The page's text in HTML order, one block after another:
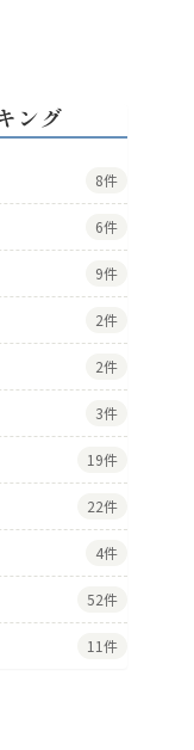
ング
8件
6件
9件
2件
2件
3件
19件
22件
4件
52件
11件